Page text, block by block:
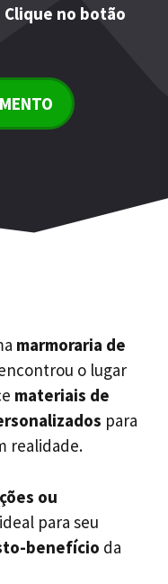
no botão
marmoraria de
o lugar
materiais de
para
realidade.
ou
para seu
benefício da